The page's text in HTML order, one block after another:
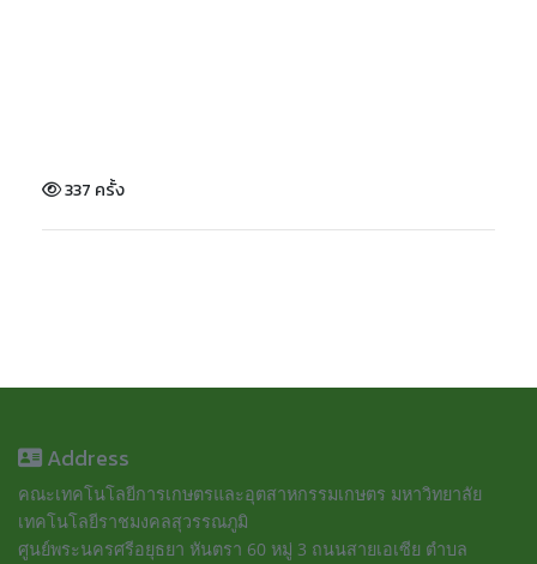
337 ครั้ง
Address
คณะเทคโนโลยีการเกษตรและอุตสาหกรรมเกษตร มหาวิทยาลัย
เทคโนโลยีราชมงคลสุวรรณภูมิ
ศูนย์พระนครศรีอยุธยา หันตรา 60 หมู่ 3 ถนนสายเอเซีย ตำบล